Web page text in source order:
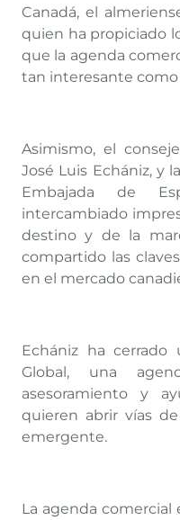
Canadá, el
quien ha propiciado
que la agenda
tan interesante como
Asimismo, el
José Luis Echániz, y
Embajada de
intercambiado
destino y de la
compartido las
en el mercado
Echániz ha
Global, una
asesoramiento y
quieren abrir vías
emergente.
La agenda comercial